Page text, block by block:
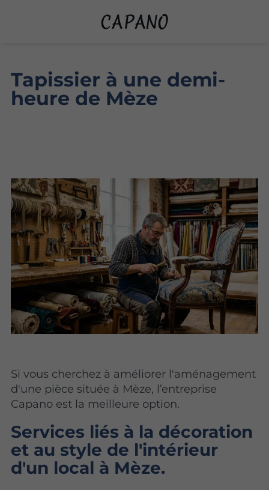
Tapissier à une demi-
heure de Mèze
Si vous cherchez à améliorer l'aménagement
d'une pièce située à Mèze, l’entreprise
Capano est la meilleure option.
Services liés à la décoration
et au style de l'intérieur
d'un local à Mèze.